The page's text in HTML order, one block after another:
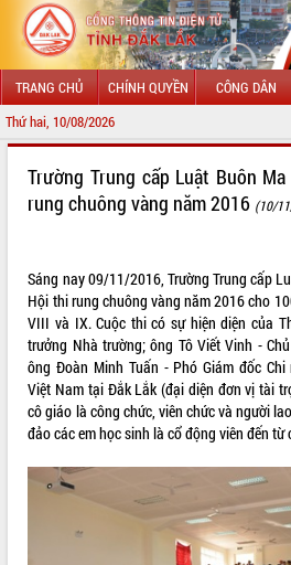
TRANG CHỦ CHÍNH QUYỀN CÔNG DÂN
Thứ hai, 10/08/2026
LÃNH ĐẠO UBND TỈNH
SỞ, BAN, NGÀNH
UBND CÁC XÃ, PHƯỜNG
THÔNG TIN CHỈ ĐẠO ĐIỀU HÀNH
HỆ THỐNG VĂN BẢN
VĂN BẢN HĐND TỈNH
Trường Trung cấp Luật Buôn
rung chuông vàng năm 2016 (10/
Sáng nay 09/11/2016, Trường Trung cấp
Hội thi rung chuông vàng năm 2016 cho
VIII và IX. Cuộc thi có sự hiện diện của
trưởng Nhà trường; ông Tô Viết Vinh -
ông Đoàn Minh Tuấn - Phó Giám đốc
Việt Nam tại Đắk Lắk (đại diện đơn vị tài
cô giáo là công chức, viên chức và người
đảo các em học sinh là cổ động viên đến từ